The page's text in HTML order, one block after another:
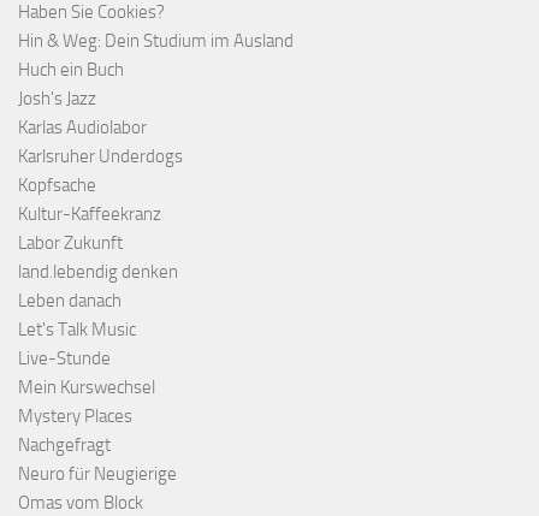
Haben Sie Cookies?
Hin & Weg: Dein Studium im Ausland
Huch ein Buch
Josh's Jazz
Karlas Audiolabor
Karlsruher Underdogs
Kopfsache
Kultur-Kaffeekranz
Labor Zukunft
land.lebendig denken
Leben danach
Let's Talk Music
Live-Stunde
Mein Kurswechsel
Mystery Places
Nachgefragt
Neuro für Neugierige
Omas vom Block